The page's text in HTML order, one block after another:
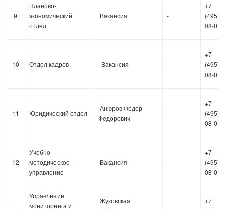
9
Планово-
экономический
отдел
Вакансия -
+7
08-01
10 Отдел кадров Вакансия -
+7
08-01
11 Юридический отдел
Анюров Федор
Федорович
-
+7
08-01
12
Учебно-
методическое
управление
Вакансия -
+7
08-01
Управление
мониторинга и
Жуковская
+7